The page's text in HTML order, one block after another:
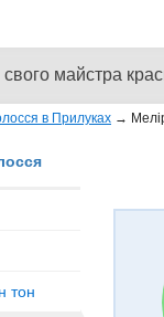
майстра
в Прилуках →
тон